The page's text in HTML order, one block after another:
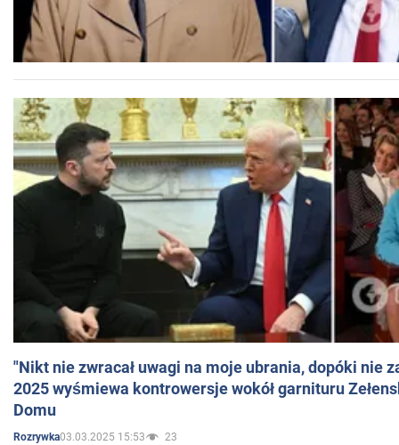
"Nikt nie zwracał uwagi na moje ubrania, dopóki nie
2025 wyśmiewa kontrowersje wokół garnituru
Domu
Rozrywka03.03.2025 15:53 23